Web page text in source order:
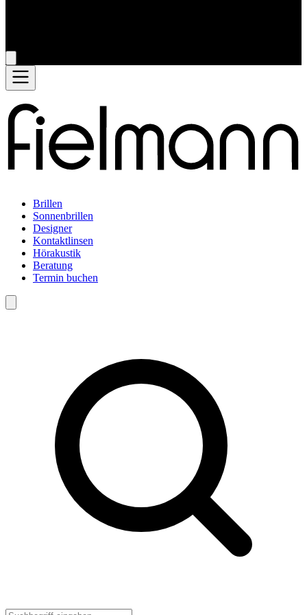
Brillen
Sonnenbrillen
Designer
Kontaktlinsen
Hörakustik
Beratung
Termin buchen